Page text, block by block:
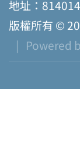
地址：
版權所有 ©
| Powered